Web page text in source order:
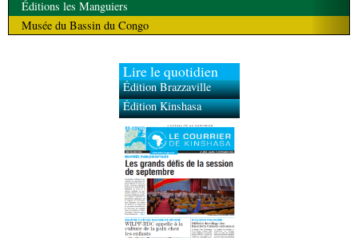
Éditions les Manguiers
Musée du Bassin du Congo
Lire le quotidien
Édition Brazzaville
Édition Kinshasa